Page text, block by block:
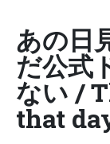
あの日
だ公式
ない /
that